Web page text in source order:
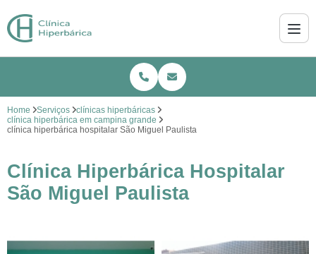
Home Serviços
clínicas hiperbáricas
clínica hiperbárica em campina grande
clínica hiperbárica hospitalar São Miguel Paulista
Clínica Hiperbárica Hospitalar
São Miguel Paulista